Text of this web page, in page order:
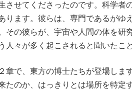
させてくださったのです。科学者
ります。彼らは、専門であるがゆ
その彼らが、宇宙や人間の体を研
々が多く起こされると聞いたこ
章で、東方の博士たちが登場しま
たのか、はっきりとは場所を特定